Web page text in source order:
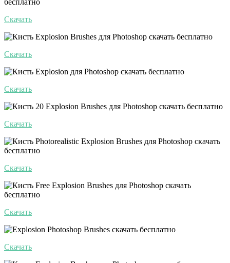
Скачать
Скачать
Скачать
Скачать
Скачать
Скачать
Скачать